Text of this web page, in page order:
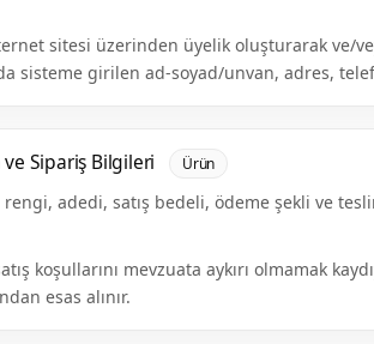
sitesi üzerinden üyelik oluşturarak ve/
sisteme girilen ad-soyad/unvan, adres,
Sipariş Bilgileri Ürün
adedi, satış bedeli, ödeme şekli ve
koşullarını mevzuata aykırı olmamak
esas alınır.